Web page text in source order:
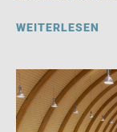
WEITERLESEN